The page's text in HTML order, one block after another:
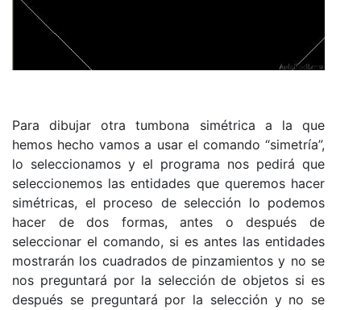
Para dibujar otra tumbona simétrica a la que
hemos hecho vamos a usar el comando “simetría”,
lo seleccionamos y el programa nos pedirá que
seleccionemos las entidades que queremos hacer
simétricas, el proceso de selección lo podemos
hacer de dos formas, antes o después de
seleccionar el comando, si es antes las entidades
mostrarán los cuadrados de pinzamientos y no se
nos preguntará por la selección de objetos si es
después se preguntará por la selección y no se